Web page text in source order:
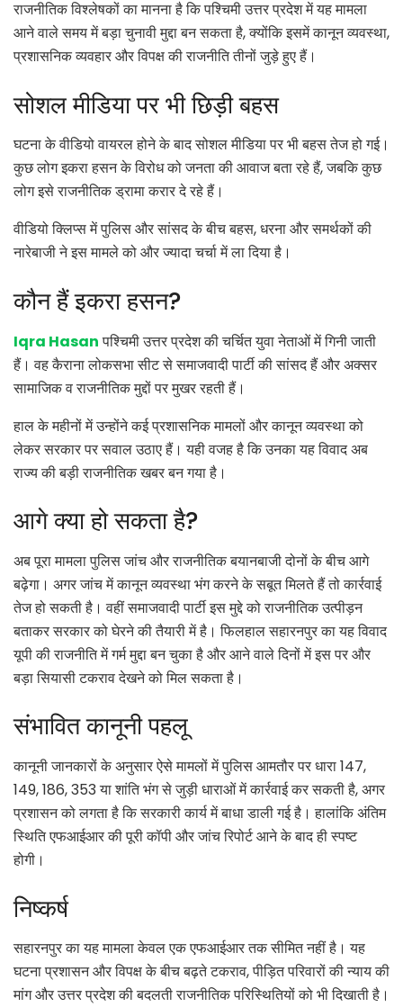
राजनीतिक विश्लेषकों का मानना है कि पश्चिमी उत्तर प्रदेश में यह मामला
आने वाले समय में बड़ा चुनावी मुद्दा बन सकता है, क्योंकि इसमें कानून व्यवस्था,
प्रशासनिक व्यवहार और विपक्ष की राजनीति तीनों जुड़े हुए हैं।
सोशल मीडिया पर भी छिड़ी बहस
घटना के वीडियो वायरल होने के बाद सोशल मीडिया पर भी बहस तेज हो गई।
कुछ लोग इकरा हसन के विरोध को जनता की आवाज बता रहे हैं, जबकि कुछ
लोग इसे राजनीतिक ड्रामा करार दे रहे हैं।
वीडियो क्लिप्स में पुलिस और सांसद के बीच बहस, धरना और समर्थकों की
नारेबाजी ने इस मामले को और ज्यादा चर्चा में ला दिया है।
कौन हैं इकरा हसन?
Iqra Hasanपश्चिमी उत्तर प्रदेश की चर्चित युवा नेताओं में गिनी जाती
हैं। वह कैराना लोकसभा सीट से समाजवादी पार्टी की सांसद हैं और अक्सर
सामाजिक व राजनीतिक मुद्दों पर मुखर रहती हैं।
हाल के महीनों में उन्होंने कई प्रशासनिक मामलों और कानून व्यवस्था को
लेकर सरकार पर सवाल उठाए हैं। यही वजह है कि उनका यह विवाद अब
राज्य की बड़ी राजनीतिक खबर बन गया है।
आगे क्या हो सकता है?
अब पूरा मामला पुलिस जांच और राजनीतिक बयानबाजी दोनों के बीच आगे
बढ़ेगा। अगर जांच में कानून व्यवस्था भंग करने के सबूत मिलते हैं तो कार्रवाई
तेज हो सकती है। वहीं समाजवादी पार्टी इस मुद्दे को राजनीतिक उत्पीड़न
बताकर सरकार को घेरने की तैयारी में है। फिलहाल सहारनपुर का यह विवाद
यूपी की राजनीति में गर्म मुद्दा बन चुका है और आने वाले दिनों में इस पर और
बड़ा सियासी टकराव देखने को मिल सकता है।
संभावित कानूनी पहलू
कानूनी जानकारों के अनुसार ऐसे मामलों में पुलिस आमतौर पर धारा 147,
149, 186, 353 या शांति भंग से जुड़ी धाराओं में कार्रवाई कर सकती है, अगर
प्रशासन को लगता है कि सरकारी कार्य में बाधा डाली गई है। हालांकि अंतिम
स्थिति एफआईआर की पूरी कॉपी और जांच रिपोर्ट आने के बाद ही स्पष्ट
होगी।
निष्कर्ष
सहारनपुर का यह मामला केवल एक एफआईआर तक सीमित नहीं है। यह
घटना प्रशासन और विपक्ष के बीच बढ़ते टकराव, पीड़ित परिवारों की न्याय की
मांग और उत्तर प्रदेश की बदलती राजनीतिक परिस्थितियों को भी दिखाती है।